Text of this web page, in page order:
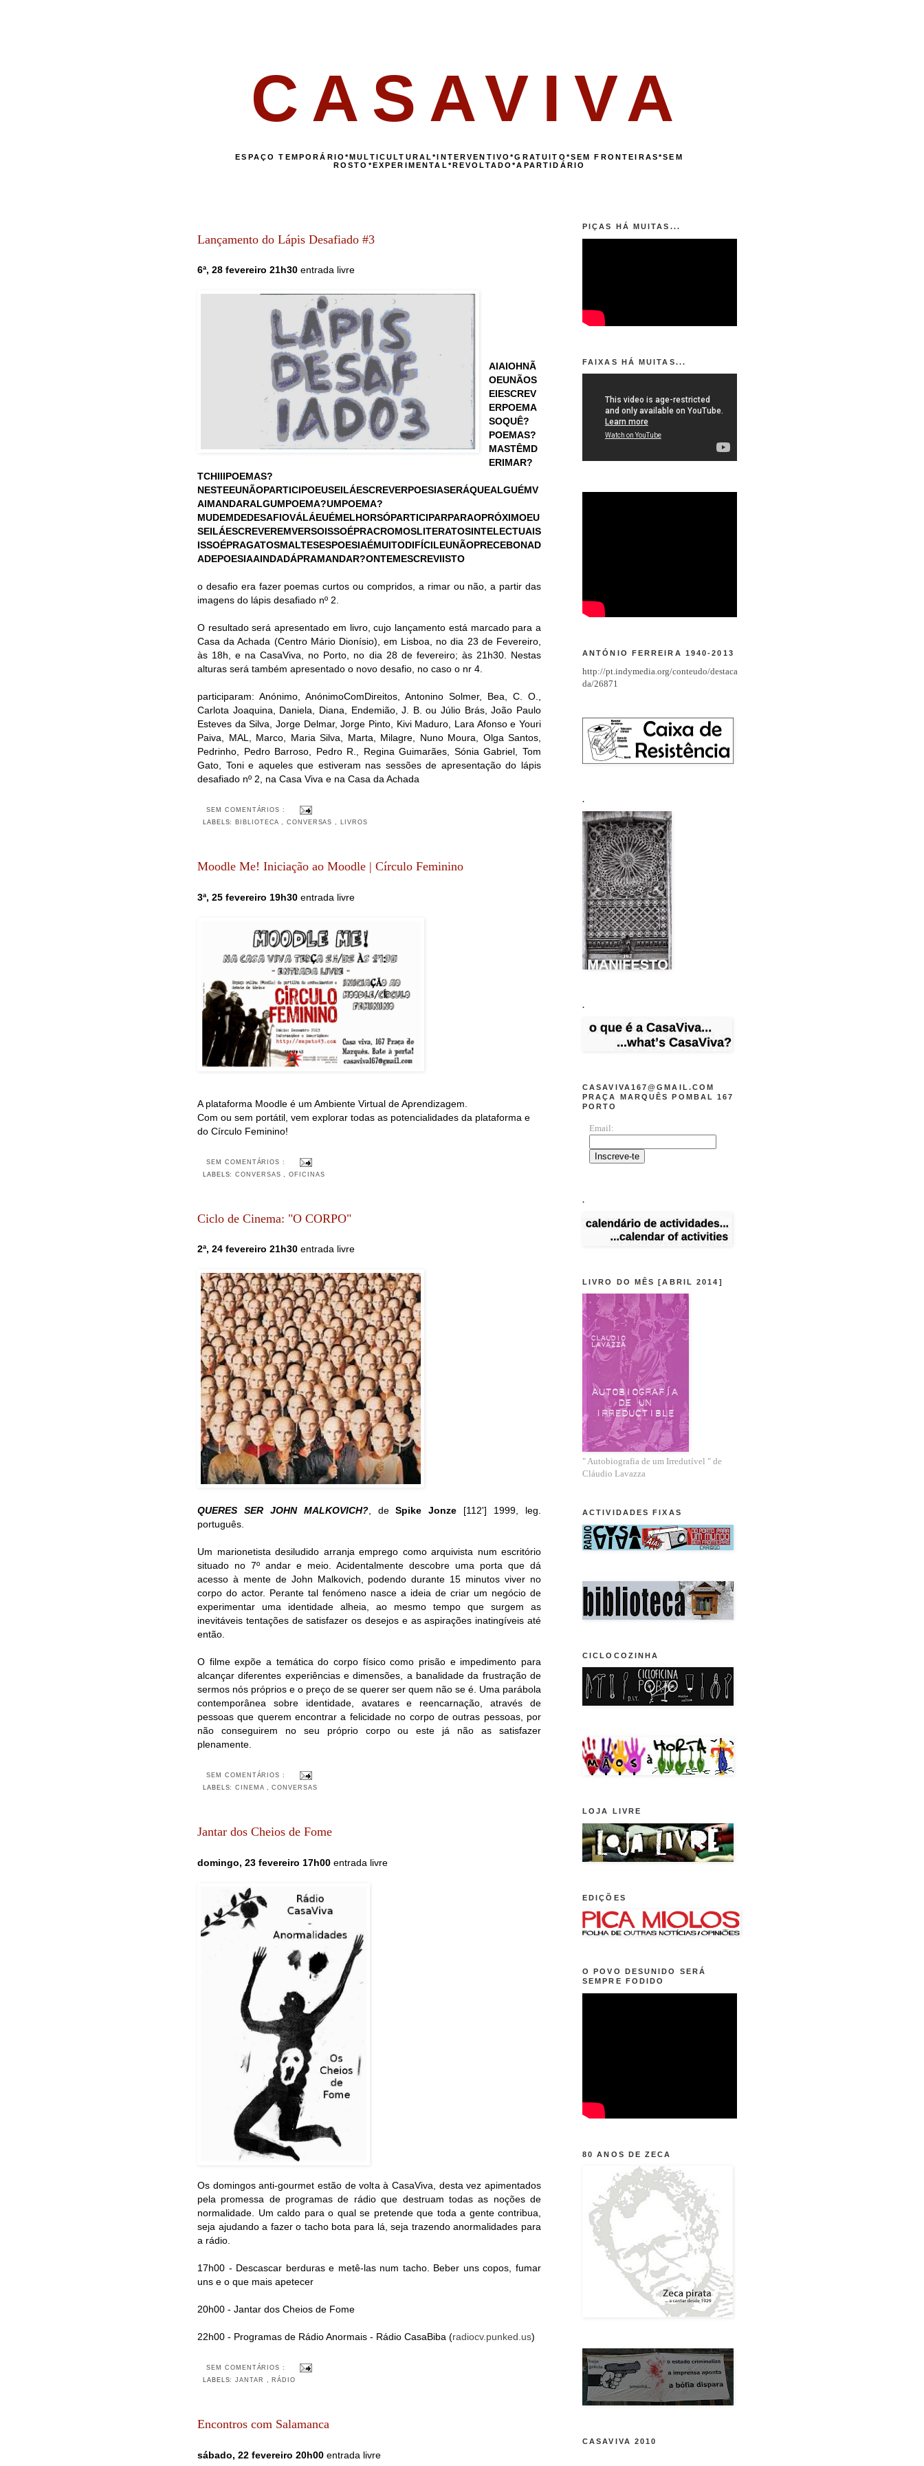
CASAVIVA
ESPAÇO TEMPORÁRIO*MULTICULTURAL*INTERVENTIVO*GRATUITO*SEM FRONTEIRAS*SEM
ROSTO*EXPERIMENTAL*REVOLTADO*APARTIDÁRIO
Lançamento do Lápis Desafiado #3
6ª, 28 fevereiro 21h30 entrada livre
AIAIOHNÃ
OEUNÃOS
EIESCREV
ERPOEMA
SOQUÊ?
POEMAS?
MASTÊMD
ERIMAR?
TCHIIIPOEMAS?
NESTEEUNÃOPARTICIPOEUSEILÁESCREVERPOESIASERÁQUEALGUÉMV
AIMANDARALGUMPOEMA?UMPOEMA?
MUDEMDEDESAFIOVÁLÁEUÉMELHORSÓPARTICIPARPARAOPRÓXIMOEU
SEILÁESCREVEREMVERSOISSOÉPRACROMOSLITERATOSINTELECTUAIS
ISSOÉPRAGATOSMALTESESPOESIAÉMUITODIFÍCILEUNÃOPRECEBONAD
ADEPOESIAAINDADÁPRAMANDAR?ONTEMESCREVIISTO
o desafio era fazer poemas curtos ou compridos, a rimar ou não, a partir das
imagens do lápis desafiado nº 2.
O resultado será apresentado em livro, cujo lançamento está marcado para a
Casa da Achada (Centro Mário Dionísio), em Lisboa, no dia 23 de Fevereiro,
às 18h, e na CasaViva, no Porto, no dia 28 de fevereiro; às 21h30. Nestas
alturas será também apresentado o novo desafio, no caso o nr 4.
participaram: Anónimo, AnónimoComDireitos, Antonino Solmer, Bea, C. O.,
Carlota Joaquina, Daniela, Diana, Endemião, J. B. ou Júlio Brás, João Paulo
Esteves da Silva, Jorge Delmar, Jorge Pinto, Kivi Maduro, Lara Afonso e Youri
Paiva, MAL, Marco, Maria Silva, Marta, Milagre, Nuno Moura, Olga Santos,
Pedrinho, Pedro Barroso, Pedro R., Regina Guimarães, Sónia Gabriel, Tom
Gato, Toni e aqueles que estiveram nas sessões de apresentação do lápis
desafiado nº 2, na Casa Viva e na Casa da Achada
SEM COMENTÁRIOS :
LABELS: BIBLIOTECA,CONVERSAS, LIVROS
Moodle Me! Iniciação ao Moodle | Círculo Feminino
3ª, 25 fevereiro 19h30 entrada livre
A plataforma Moodle é um Ambiente Virtual de Aprendizagem.
Com ou sem portátil, vem explorar todas as potencialidades da plataforma e
do Círculo Feminino!
SEM COMENTÁRIOS :
LABELS:CONVERSAS ,OFICINAS
Ciclo de Cinema: "O CORPO"
2ª, 24 fevereiro 21h30 entrada livre
QUERES SER JOHN MALKOVICH?, deSpike Jonze [112'] 1999, leg.
português.
Um marionetista desiludido arranja emprego como arquivista num escritório
situado no 7º andar e meio. Acidentalmente descobre uma porta que dá
acesso à mente de John Malkovich, podendo durante 15 minutos viver no
corpo do actor. Perante tal fenómeno nasce a ideia de criar um negócio de
experimentar uma identidade alheia, ao mesmo tempo que surgem as
inevitáveis tentações de satisfazer os desejos e as aspirações inatingíveis até
então.
O filme expõe a temática do corpo físico como prisão e impedimento para
alcançar diferentes experiências e dimensões, a banalidade da frustração de
sermos nós próprios e o preço de se querer ser quem não se é. Uma parábola
contemporânea sobre identidade, avatares e reencarnação, através de
pessoas que querem encontrar a felicidade no corpo de outras pessoas, por
não conseguirem no seu próprio corpo ou este já não as satisfazer
plenamente.
SEM COMENTÁRIOS :
LABELS:CINEMA ,CONVERSAS
Jantar dos Cheios de Fome
domingo, 23 fevereiro 17h00 entrada livre
Os domingos anti-gourmet estão de volta à CasaViva, desta vez apimentados
pela promessa de programas de rádio que destruam todas as noções de
normalidade. Um caldo para o qual se pretende que toda a gente contribua,
seja ajudando a fazer o tacho bota para lá, seja trazendo anormalidades para
a rádio.
17h00 - Descascar berduras e metê-las num tacho. Beber uns copos, fumar
uns e o que mais apetecer
20h00 - Jantar dos Cheios de Fome
22h00 - Programas de Rádio Anormais - Rádio CasaBiba (radiocv.punked.us)
SEM COMENTÁRIOS :
LABELS:JANTAR , RÁDIO
Encontros com Salamanca
sábado, 22 fevereiro 20h00 entrada livre
PIÇAS HÁ MUITAS...
FAIXAS HÁ MUITAS...
ANTÓNIO FERREIRA 1940-2013
http://pt.indymedia.org/conteudo/destaca
da/26871
.
.
CASAVIVA167@GMAIL.COM
PRAÇA MARQUÊS POMBAL 167
PORTO
Email:
.
LIVRO DO MÊS [ABRIL 2014]
" Autobiografia de um Irredutível " de
Cláudio Lavazza
ACTIVIDADES FIXAS
CICLOCOZINHA
LOJA LIVRE
EDIÇÕES
O POVO DESUNIDO SERÁ
SEMPRE FODIDO
80 ANOS DE ZECA
CASAVIVA 2010